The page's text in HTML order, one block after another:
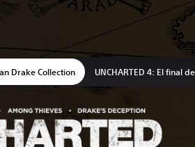
Drake Collection UNCHARTED 4: El final